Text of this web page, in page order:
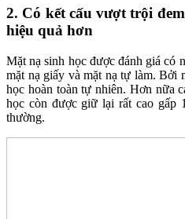
2. Có kết cấu vượt trội
hiệu quả hơn
Mặt nạ sinh học được đánh giá có
mặt nạ giấy và mặt nạ tự làm. Bởi
học hoàn toàn tự nhiên. Hơn nữa
học còn được giữ lại rất cao gấp
thường.